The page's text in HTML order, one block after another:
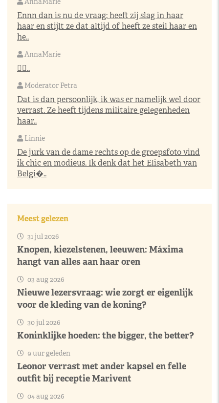
Ennn dan is nu de vraag: heeft zij slag in haar
haar en stijlt ze dat altijd of heeft ze steil haar en
he..
AnnaMarie
👌🏼..
Moderator Petra
Dat is dan persoonlijk, ik was er namelijk wel door
verrast. Ze heeft tijdens militaire gelegenheden
haar..
Linnie
De jurk van de dame rechts op de groepsfoto vind
ik chic en modieus. Ik denk dat het Elisabeth van
Belgi�..
Meest gelezen
31 jul 2026
Knopen, kiezelstenen, leeuwen: Máxima
hangt van alles aan haar oren
03 aug 2026
Nieuwe lezersvraag: wie zorgt er eigenlijk
voor de kleding van de koning?
30 jul 2026
Koninklijke hoeden: the bigger, the better?
9 uur geleden
Leonor verrast met ander kapsel en felle
outfit bij receptie Marivent
04 aug 2026